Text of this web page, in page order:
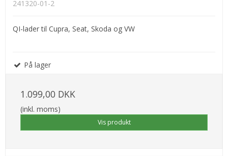
241320-01-2
QI-lader til Cupra, Seat, Skoda og VW
På lager
1.099,00 DKK
(inkl. moms)
Vis produkt